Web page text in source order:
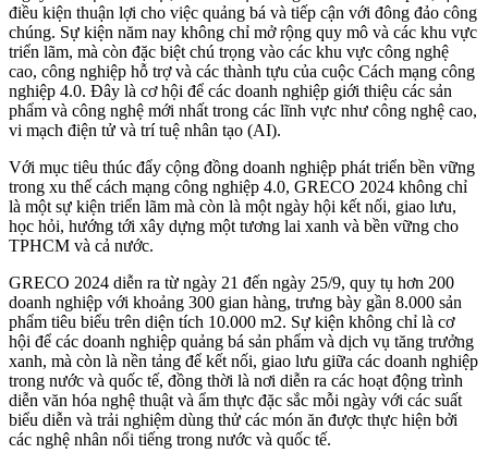
điều kiện thuận lợi cho việc quảng bá và tiếp cận với đông đảo công
chúng. Sự kiện năm nay không chỉ mở rộng quy mô và các khu vực
triển lãm, mà còn đặc biệt chú trọng vào các khu vực công nghệ
cao, công nghiệp hỗ trợ và các thành tựu của cuộc Cách mạng công
nghiệp 4.0. Đây là cơ hội để các doanh nghiệp giới thiệu các sản
phẩm và công nghệ mới nhất trong các lĩnh vực như công nghệ cao,
vi mạch điện tử và trí tuệ nhân tạo (AI).
Với mục tiêu thúc đẩy cộng đồng doanh nghiệp phát triển bền vững
trong xu thế cách mạng công nghiệp 4.0, GRECO 2024 không chỉ
là một sự kiện triển lãm mà còn là một ngày hội kết nối, giao lưu,
học hỏi, hướng tới xây dựng một tương lai xanh và bền vững cho
TPHCM và cả nước.
GRECO 2024 diễn ra từ ngày 21 đến ngày 25/9, quy tụ hơn 200
doanh nghiệp với khoảng 300 gian hàng, trưng bày gần 8.000 sản
phẩm tiêu biểu trên diện tích 10.000 m2. Sự kiện không chỉ là cơ
hội để các doanh nghiệp quảng bá sản phẩm và dịch vụ tăng trưởng
xanh, mà còn là nền tảng để kết nối, giao lưu giữa các doanh nghiệp
trong nước và quốc tế, đồng thời là nơi diễn ra các hoạt động trình
diễn văn hóa nghệ thuật và ẩm thực đặc sắc mỗi ngày với các suất
biểu diễn và trải nghiệm dùng thử các món ăn được thực hiện bởi
các nghệ nhân nổi tiếng trong nước và quốc tế.